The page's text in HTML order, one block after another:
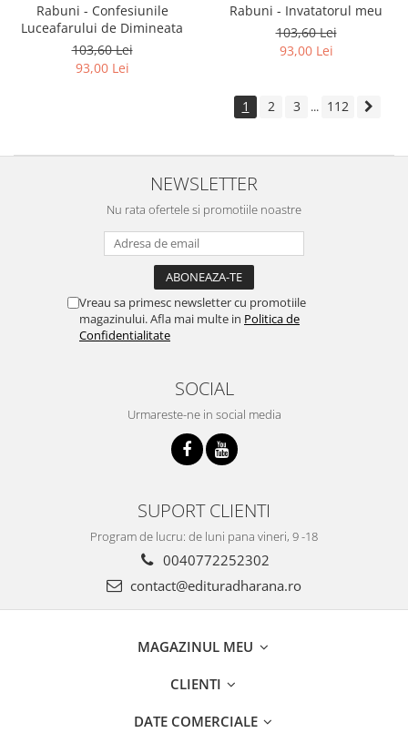
Rabuni - Confesiunile
Luceafarului de Dimineata
103,60 Lei
93,00 Lei
Rabuni - Invatatorul meu
103,60 Lei
93,00 Lei
1 2 3 ... 112
NEWSLETTER
Nu rata ofertele si promotiile noastre
Vreau sa primesc newsletter cu promotiile
magazinului. Afla mai multe in Politica de
Confidentialitate
SOCIAL
Urmareste-ne in social media
SUPORT CLIENTI
Program de lucru: de luni pana vineri, 9 -18
0040772252302
contact@edituradharana.ro
MAGAZINUL MEU
CLIENTI
DATE COMERCIALE